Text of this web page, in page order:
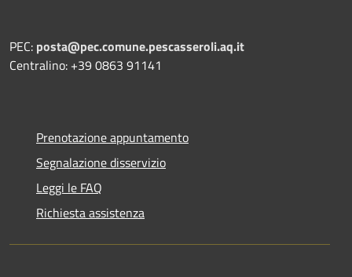
PEC: posta@pec.comune.pescasseroli.aq.it
Centralino: +39 0863 91141
Prenotazione appuntamento
Segnalazione disservizio
Leggi le FAQ
Richiesta assistenza